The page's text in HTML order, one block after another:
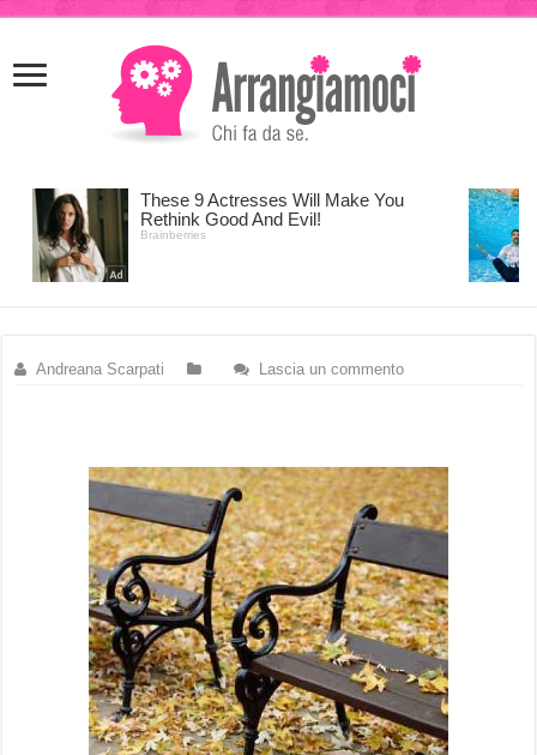
giriş
kingroyal
Andreana Scarpati Lascia un commento